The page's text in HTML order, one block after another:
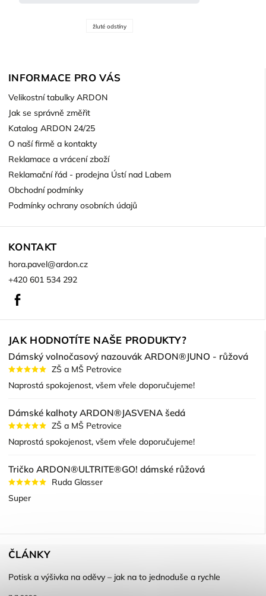
žluté odstíny
INFORMACE PRO VÁS
Velikostní tabulky ARDON
Jak se správně změřit
Katalog ARDON 24/25
O naší firmě a kontakty
Reklamace a vrácení zboží
Reklamační řád - prodejna Ústí nad Labem
Obchodní podmínky
Podmínky ochrany osobních údajů
KONTAKT
hora.pavel@ardon.cz
+420 601 534 292
JAK HODNOTÍTE NAŠE PRODUKTY?
Dámský volnočasový nazouvák ARDON®JUNO - růžová
ZŠ a MŠ Petrovice
Naprostá spokojenost, všem vřele doporučujeme!
Dámské kalhoty ARDON®JASVENA šedá
ZŠ a MŠ Petrovice
Naprostá spokojenost, všem vřele doporučujeme!
Tričko ARDON®ULTRITE®GO! dámské růžová
Ruda Glasser
Super
ČLÁNKY
Potisk a výšivka na oděvy – jak na to jednoduše a rychle